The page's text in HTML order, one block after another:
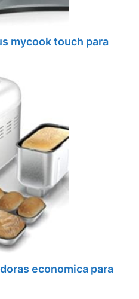
mycook touch para
economica para